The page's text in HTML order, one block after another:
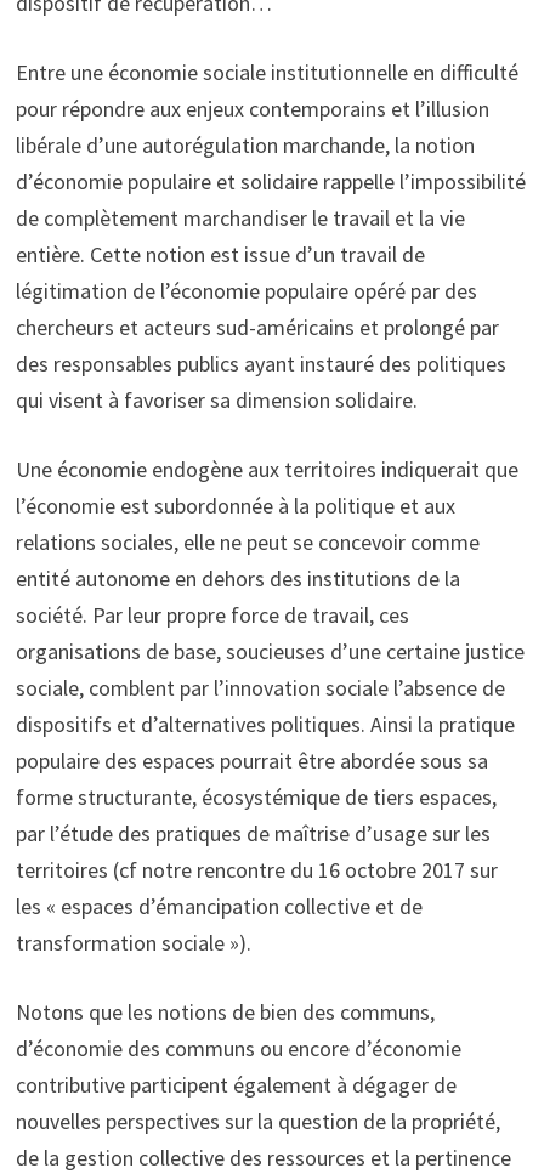
Entre une économie sociale institutionnelle en difficulté
pour répondre aux enjeux contemporains et l’illusion
libérale d’une autorégulation marchande, la notion
d’économie populaire et solidaire rappelle l’impossibilité
de complètement marchandiser le travail et la vie
entière. Cette notion est issue d’un travail de
légitimation de l’économie populaire opéré par des
chercheurs et acteurs sud-américains et prolongé par
des responsables publics ayant instauré des politiques
qui visent à favoriser sa dimension solidaire.
Une économie endogène aux territoires indiquerait que
l’économie est subordonnée à la politique et aux
relations sociales, elle ne peut se concevoir comme
entité autonome en dehors des institutions de la
société. Par leur propre force de travail, ces
organisations de base, soucieuses d’une certaine justice
sociale, comblent par l’innovation sociale l’absence de
dispositifs et d’alternatives politiques. Ainsi la pratique
populaire des espaces pourrait être abordée sous sa
forme structurante, écosystémique de tiers espaces,
par l’étude des pratiques de maîtrise d’usage sur les
territoires (cf notre rencontre du 16 octobre 2017 sur
les « espaces d’émancipation collective et de
transformation sociale »).
Notons que les notions de bien des communs,
d’économie des communs ou encore d’économie
contributive participent également à dégager de
nouvelles perspectives sur la question de la propriété,
de la gestion collective des ressources et la pertinence